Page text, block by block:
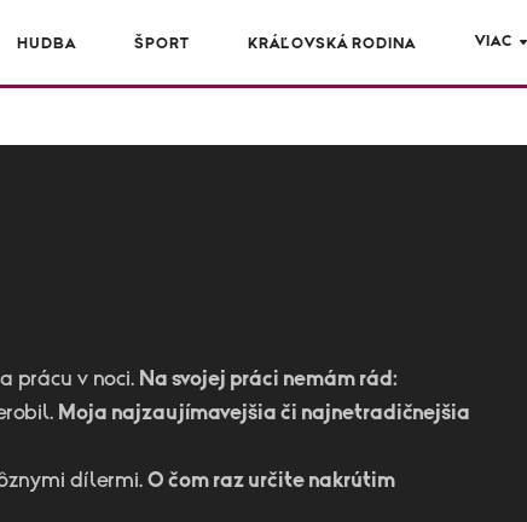
HUDBA ŠPORT KRÁĽOVSKÁ RODINA VIAC
prácu v noci. Na svojej práci nemám rád:
Moja najzaujímavejšia či najnetradičnejšia
dílermi. O čom raz určite nakrútim